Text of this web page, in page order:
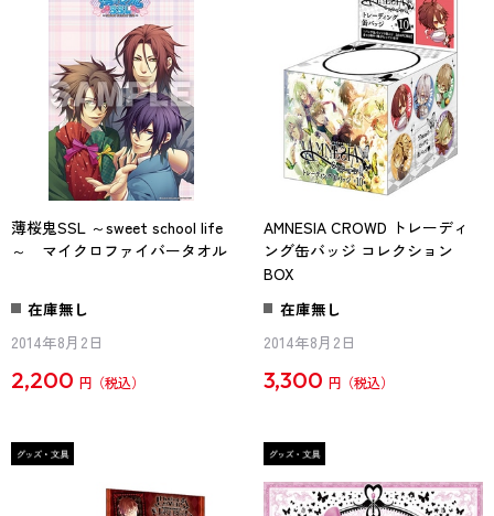
薄桜鬼SSL ～sweet school life
～ マイクロファイバータオル
在庫無し
2014年8月2日
2,200 円
AMNESIA CROWD トレーディ
ング缶バッジ コレクション
BOX
在庫無し
2014年8月2日
3,300 円